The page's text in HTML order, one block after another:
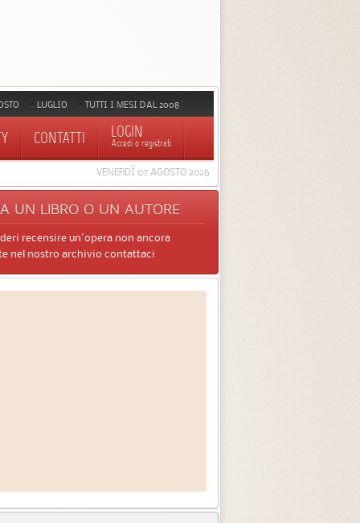
LUGLIO TUTTI I MESI DAL 2008
CONTATTI LOGIN
Accedi o registrati
VENERDÌ 07 AGOSTO 2026
UN LIBRO O UN AUTORE
recensire un'opera non ancora
nel nostro archivio contattaci